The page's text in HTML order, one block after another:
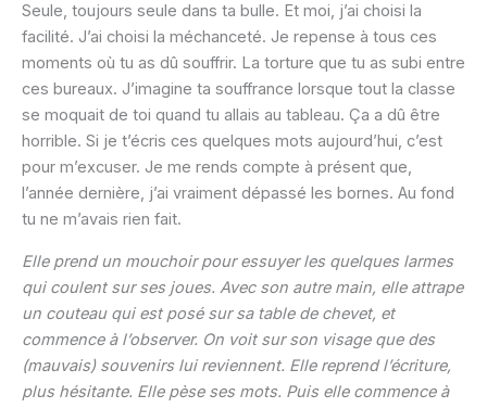
Seule, toujours seule dans ta bulle. Et moi, j’ai choisi la
facilité. J’ai choisi la méchanceté. Je repense à tous ces
moments où tu as dû souffrir. La torture que tu as subi entre
ces bureaux. J’imagine ta souffrance lorsque tout la classe
se moquait de toi quand tu allais au tableau. Ça a dû être
horrible. Si je t’écris ces quelques mots aujourd’hui, c’est
pour m’excuser. Je me rends compte à présent que,
l’année dernière, j’ai vraiment dépassé les bornes. Au fond
tu ne m’avais rien fait.
Elle prend un mouchoir pour essuyer les quelques larmes
qui coulent sur ses joues. Avec son autre main, elle attrape
un couteau qui est posé sur sa table de chevet, et
commence à l’observer. On voit sur son visage que des
(mauvais) souvenirs lui reviennent. Elle reprend l’écriture,
plus hésitante. Elle pèse ses mots. Puis elle commence à